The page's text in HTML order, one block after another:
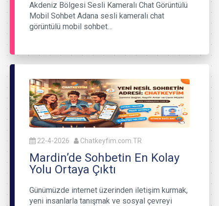
Akdeniz Bölgesi Sesli Kameralı Chat Görüntülü
Mobil Sohbet Adana sesli kameralı chat
görüntülü mobil sohbet…
22-4-2026 Chatkeyfim.com.TR
Mardin’de Sohbetin En Kolay
Yolu Ortaya Çıktı
Günümüzde internet üzerinden iletişim kurmak,
yeni insanlarla tanışmak ve sosyal çevreyi